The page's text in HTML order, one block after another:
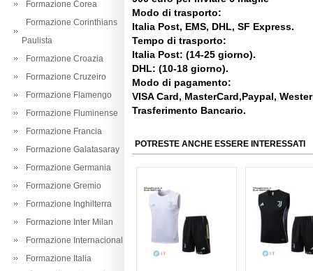
Formazione Corea
Formazione Corinthians
Paulista
Formazione Croazia
Formazione Cruzeiro
Formazione Flamengo
Formazione Fluminense
Formazione Francia
Formazione Galatasaray
Formazione Germania
Formazione Gremio
Formazione Inghilterra
Formazione Inter Milan
Formazione Internacional
Formazione Italia
Modo di trasporto:
Italia Post, EMS, DHL, SF Express.
Tempo di trasporto:
Italia Post: (14-25 giorno).
DHL: (10-18 giorno).
Modo di pagamento:
VISA Card, MasterCard,Paypal,
Trasferimento Bancario.
POTRESTE ANCHE ESSERE INTERESSATI